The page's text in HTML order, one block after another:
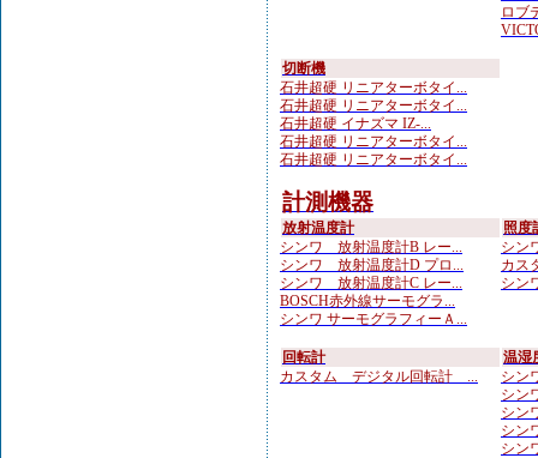
ロブ
切断機
石井超硬 リニアターボタイ...
石井超硬 リニアターボタイ...
石井超硬 イナズマ IZ-...
石井超硬 リニアターボタイ...
石井超硬 リニアターボタイ...
計測機器
放射温度計
シンワ 放射温度計B レー...
シンワ 放射温度計D プロ...
シンワ 放射温度計C レー...
BOSCH赤外線サーモグラ...
シンワ サーモグラフィーＡ...
照度
シン
カス
シン
回転計
カスタム デジタル回転計 ...
温湿
シン
シン
シン
シン
シン